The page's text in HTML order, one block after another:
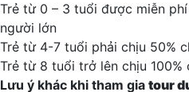
Trẻ từ 0 – 3 tuổi được miễn
người lớn
Trẻ từ 4-7 tuổi phải chịu 50%
Trẻ từ 8 tuổi trở lên chịu
Lưu ý khác khi tham gia tour